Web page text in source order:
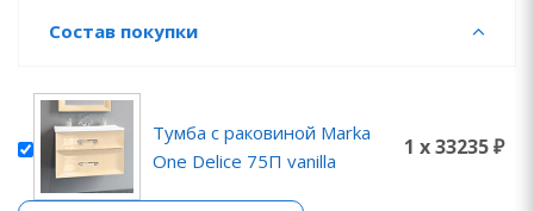
Состав покупки
Тумба с раковиной Marka
One Delice 75П vanilla
1 x 33235 ₽